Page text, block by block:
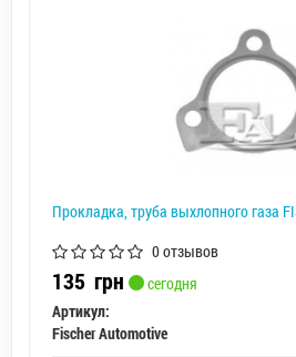
Прокладка, труба выхлопного газа
0 отзывов
135 грн
сегодня
Артикул:
Fischer Automotive